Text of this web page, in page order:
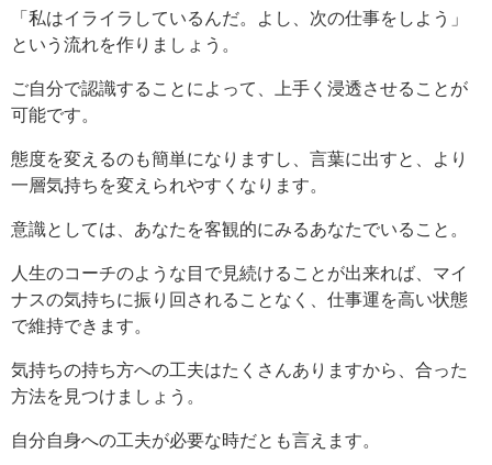
「私はイライラしているんだ。よし、次の仕事をしよう」
という流れを作りましょう。
ご自分で認識することによって、上手く浸透させることが
可能です。
態度を変えるのも簡単になりますし、言葉に出すと、より
一層気持ちを変えられやすくなります。
意識としては、あなたを客観的にみるあなたでいること。
人生のコーチのような目で見続けることが出来れば、マイ
ナスの気持ちに振り回されることなく、仕事運を高い状態
で維持できます。
気持ちの持ち方への工夫はたくさんありますから、合った
方法を見つけましょう。
自分自身への工夫が必要な時だとも言えます。